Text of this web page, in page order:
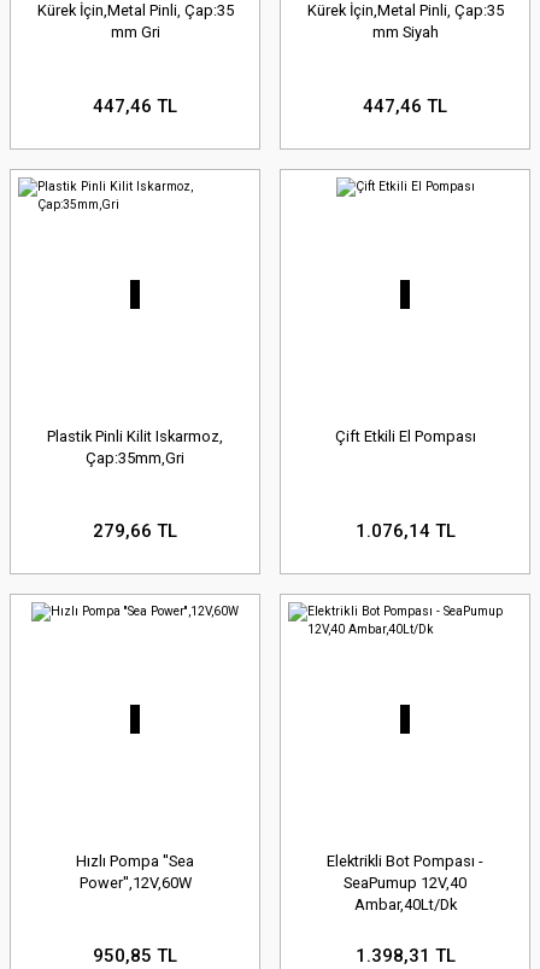
Kürek İçin,Metal Pinli, Çap:35
mm Gri
447,46 TL
Kürek İçin,Metal Pinli, Çap:35
mm Siyah
447,46 TL
Plastik Pinli Kilit Iskarmoz,
Çap:35mm,Gri
279,66 TL
Çift Etkili El Pompası
1.076,14 TL
Hızlı Pompa ''Sea
Power'',12V,60W
950,85 TL
Elektrikli Bot Pompası -
SeaPumup 12V,40
Ambar,40Lt/Dk
1.398,31 TL